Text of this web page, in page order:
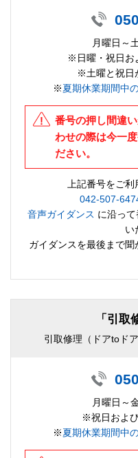
月曜日～
※日曜・祝日お
※土曜と祝日
※夏期休業期間中
番号の押し間違
わせの際は今一
ださい。
上記番号をご利
042-507-
音声ガイダンス に沿っ
い
ガイダンスを最後まで
「引取
引取修理（ドアtoド
月曜日～
※祝日およ
※夏期休業期間中